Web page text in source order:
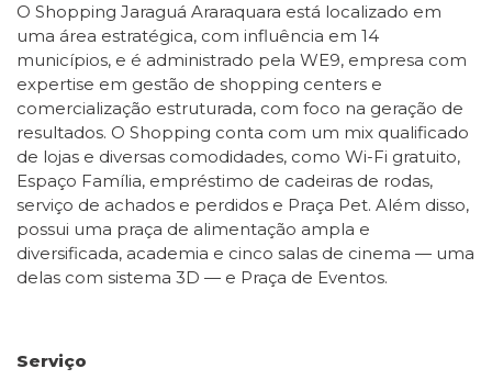
O Shopping Jaraguá Araraquara está localizado em
uma área estratégica, com influência em 14
municípios, e é administrado pela WE9, empresa com
expertise em gestão de shopping centers e
comercialização estruturada, com foco na geração de
resultados. O Shopping conta com um mix qualificado
de lojas e diversas comodidades, como Wi-Fi gratuito,
Espaço Família, empréstimo de cadeiras de rodas,
serviço de achados e perdidos e Praça Pet. Além disso,
possui uma praça de alimentação ampla e
diversificada, academia e cinco salas de cinema — uma
delas com sistema 3D — e Praça de Eventos.
Serviço